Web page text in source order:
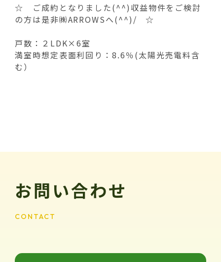
☆ ご成約となりました(^^)収益物件をご検討
の方は是非㈱ARROWSへ(^^)/ ☆
戸数：２LDK×6室
満室時想定表面利回り：8.6％(太陽光売電料含
む）
お問い合わせ
CONTACT